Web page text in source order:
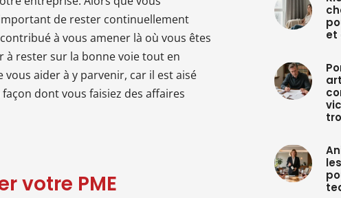
de rester continuellement
à vous amener là où vous êtes
à rester sur la bonne voie tout en
aider à y parvenir, car il est aisé
dont vous faisiez des affaires
votre PME
et